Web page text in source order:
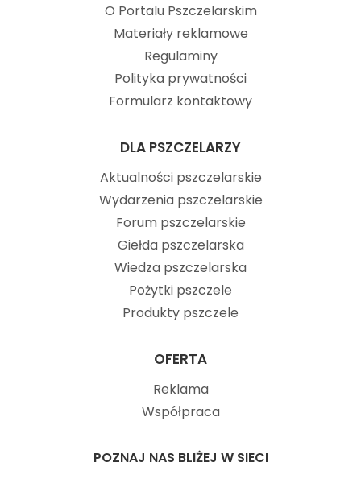
O Portalu Pszczelarskim
Materiały reklamowe
Regulaminy
Polityka prywatności
Formularz kontaktowy
DLA PSZCZELARZY
Aktualności pszczelarskie
Wydarzenia pszczelarskie
Forum pszczelarskie
Giełda pszczelarska
Wiedza pszczelarska
Pożytki pszczele
Produkty pszczele
OFERTA
Reklama
Współpraca
POZNAJ NAS BLIŻEJ W SIECI